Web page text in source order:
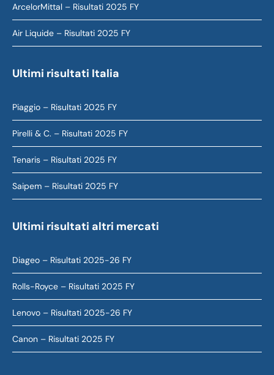
ArcelorMittal – Risultati 2025 FY
Air Liquide – Risultati 2025 FY
Ultimi risultati Italia
Piaggio – Risultati 2025 FY
Pirelli & C. – Risultati 2025 FY
Tenaris – Risultati 2025 FY
Saipem – Risultati 2025 FY
Ultimi risultati altri mercati
Diageo – Risultati 2025-26 FY
Rolls-Royce – Risultati 2025 FY
Lenovo – Risultati 2025-26 FY
Canon – Risultati 2025 FY